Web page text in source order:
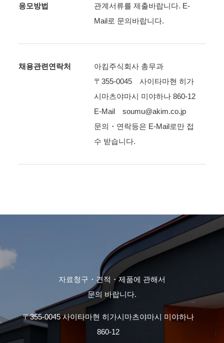
응모방법
관계서류를 제출바랍니다. E-
Mail로 문의바랍니다.
채용관련연락처
아킴주식회사 총무과
〒355-0045 사이타마현 히가
시마츠야마시 미야하나 860-12
E-Mail soumu@akim.co.jp
문의・연락등은 E-Mail로만 접
수 받습니다.
자료청구・견적・제품에 관해서
문의 바랍니다.
〒355-0045 사이타마현 히가시마츠야마시 미야하나
860-12